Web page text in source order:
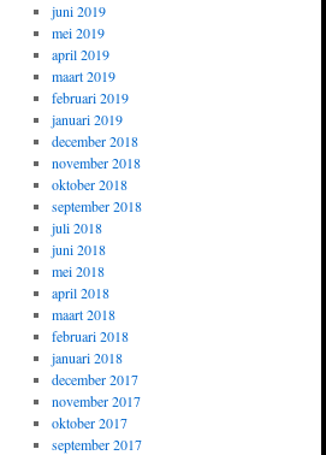
juni 2019
mei 2019
april 2019
maart 2019
februari 2019
januari 2019
december 2018
november 2018
oktober 2018
september 2018
juli 2018
juni 2018
mei 2018
april 2018
maart 2018
februari 2018
januari 2018
december 2017
november 2017
oktober 2017
september 2017